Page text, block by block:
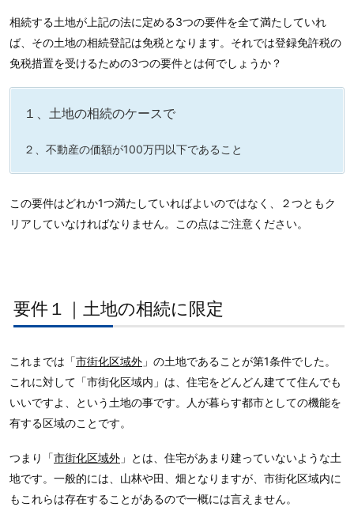
相続する土地が上記の法に定める3つの要件を全て満たしていれ
ば、その土地の相続登記は免税となります。それでは登録免許税の
免税措置を受けるための3つの要件とは何でしょうか？
１、土地の相続のケースで
２、不動産の価額が100万円以下であること
この要件はどれか1つ満たしていればよいのではなく、２つともク
リアしていなければなりません。この点はご注意ください。
要件１｜土地の相続に限定
これまでは「市街化区域外 」の土地であることが第1条件でした。
これに対して「市街化区域内」は、住宅をどんどん建てて住んでも
いいですよ、という土地の事です。人が暮らす都市としての機能を
有する区域のことです。
つまり「市街化区域外 」とは、住宅があまり建っていないような土
地です。一般的には、山林や田、畑となりますが、市街化区域内に
もこれらは存在することがあるので一概には言えません。